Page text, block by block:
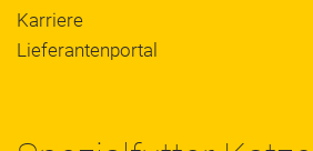
Karriere
Lieferantenportal